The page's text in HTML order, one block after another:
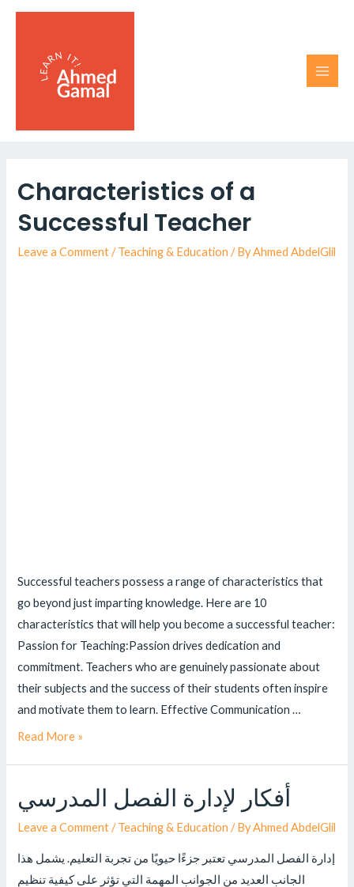
Characteristics of a
Successful Teacher
Leave a Comment /Teaching & Education / ByAhmed AbdelGlil
Successful teachers possess a range of characteristics that
go beyond just imparting knowledge. Here are 10
characteristics that will help you become a successful teacher:
Passion for Teaching:Passion drives dedication and
commitment. Teachers who are genuinely passionate about
their subjects and the success of their students often inspire
and motivate them to learn. Effective Communication …
Read More »
أفكار لإدارة الفصل المدرسي
Leave a Comment /Teaching & Education / ByAhmed AbdelGlil
إدارة الفصل المدرسي تعتبر جزءًا حيويًا من تجربة التعليم. يشمل هذا
الجانب العديد من الجوانب المهمة التي تؤثر على كيفية تنظيم